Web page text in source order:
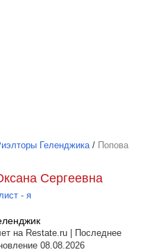
Геленджика / Попова
Сергеевна
- я
на Restate.ru | Последнее
08.08.2026